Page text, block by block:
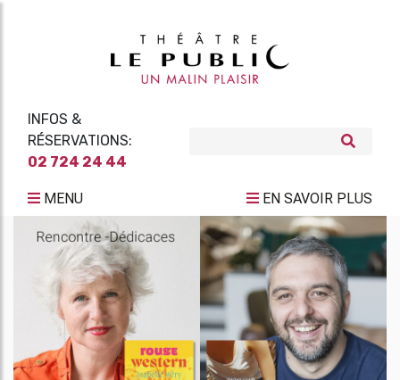
INFOS &
RÉSERVATIONS:
02 724 24 44
MENU EN SAVOIR PLUS